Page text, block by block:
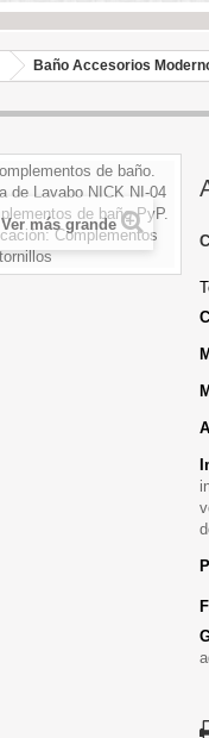
Baño Accesorios
Ver más grande